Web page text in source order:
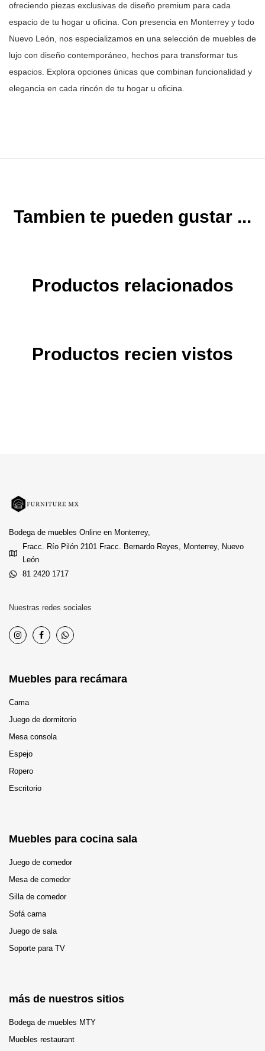
ofreciendo piezas exclusivas de diseño premium para cada
espacio de tu hogar u oficina. Con presencia en Monterrey y todo
Nuevo León, nos especializamos en una selección de muebles de
lujo con diseño contemporáneo, hechos para transformar tus
espacios. Explora opciones únicas que combinan funcionalidad y
elegancia en cada rincón de tu hogar u oficina.
Tambien te pueden gustar ...
Productos relacionados
Productos recien vistos
Bodega de muebles Online en Monterrey,
Fracc. Río Pilón 2101 Fracc. Bernardo Reyes, Monterrey, Nuevo
León
81 2420 1717
Nuestras redes sociales
Muebles para recámara
Cama
Juego de dormitorio
Mesa consola
Espejo
Ropero
Escritorio
Muebles para cocina sala
Juego de comedor
Mesa de comedor
Silla de comedor
Sofá cama
Juego de sala
Soporte para TV
más de nuestros sitios
Bodega de muebles MTY
Muebles restaurant